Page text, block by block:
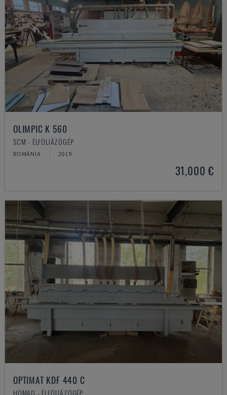
OLIMPIC K 560
SCM - ÉLFÓLIÁZÓGÉP
ROMÁNIA 2019
31,000 €
OPTIMAT KDF 440 C
HOMAG - ÉLFÓLIÁZÓGÉP